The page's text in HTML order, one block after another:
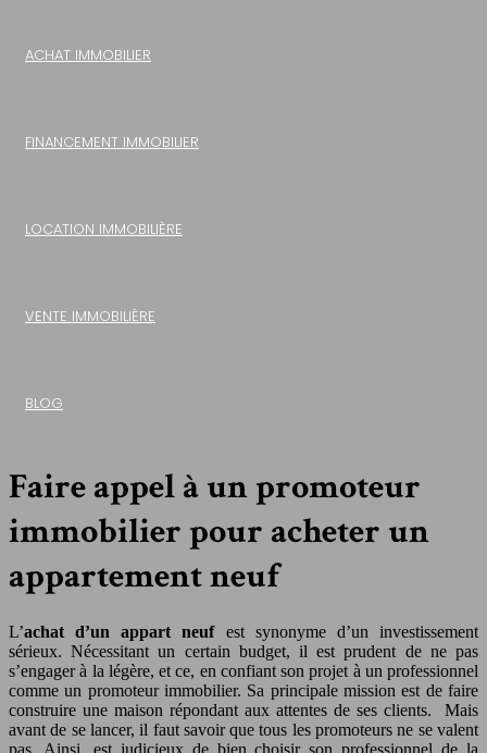
ACHAT IMMOBILIER
FINANCEMENT IMMOBILIER
LOCATION IMMOBILIÈRE
VENTE IMMOBILIÈRE
BLOG
Faire appel à un promoteur
immobilier pour acheter un
appartement neuf
L’achat d’un appart neufest synonyme d’un investissement
sérieux. Nécessitant un certain budget, il est prudent de ne pas
s’engager à la légère, et ce, en confiant son projet à un professionnel
comme un promoteur immobilier. Sa principale mission est de faire
construire une maison répondant aux attentes de ses clients. Mais
avant de se lancer, il faut savoir que tous les promoteurs ne se valent
pas. Ainsi, est judicieux de bien choisir son professionnel de la